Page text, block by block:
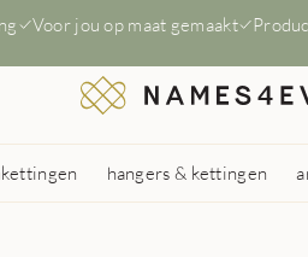
Voor jou op maat gemaakt
hangers & kettingen